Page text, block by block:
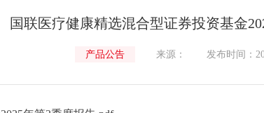
国联医疗健康精选混合型证券投资基金
产品公告 来源： 发布时间：